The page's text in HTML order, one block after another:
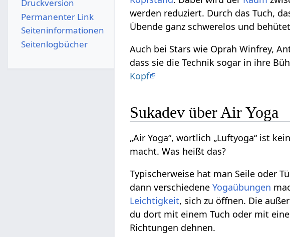
werden reduziert. Durch das Tuch,
Übende ganz schwerelos und
Auch bei Stars wie Oprah Winfrey,
dass sie die Technik sogar in ihre
Kopf
Sukadev über Air Yoga
„Air Yoga“, wörtlich „Luftyoga“ ist
macht. Was heißt das?
Typischerweise hat man Seile oder
dann verschiedeneYogaübungen
Leichtigkeit, sich zu öffnen. Die
du dort mit einem Tuch oder mit
Richtungen dehnen.
Druckversion
Permanenter Link
Seiten­­informationen
Seitenlogbücher